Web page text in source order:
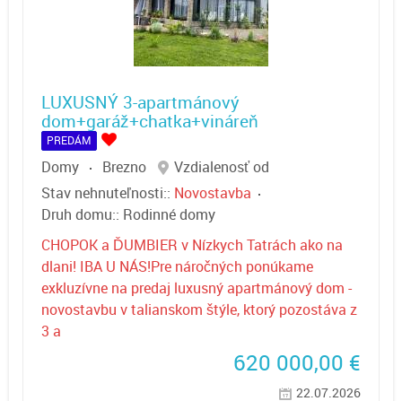
LUXUSNÝ 3-apartmánový
dom+garáž+chatka+vináreň
PREDÁM
Domy Brezno
Vzdialenosť od
Stav nehnuteľnosti:: Novostavba
Druh domu:: Rodinné domy
CHOPOK a ĎUMBIER v Nízkych Tatrách ako na
dlani! IBA U NÁS!Pre náročných ponúkame
exkluzívne na predaj luxusný apartmánový dom -
novostavbu v talianskom štýle, ktorý pozostáva z
3 a
620 000,00 €
22.07.2026